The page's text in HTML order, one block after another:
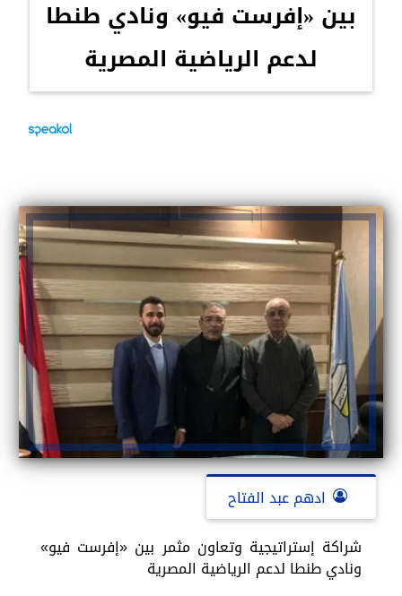
بين «إفرست فيو» ونادي طنطا
لدعم الرياضية المصرية
ادهم عبد الفتاح
شراكة إستراتيجية وتعاون مثمر بين «إفرست فيو»
ونادي طنطا لدعم الرياضية المصرية